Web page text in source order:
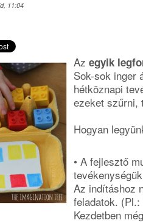
11:04
Az egyik
Sok-sok inger
hétköznapi
ezeket szűrni,
Hogyan
• A fejlesztő
Az indításhoz
feladatok.
Kezdetben